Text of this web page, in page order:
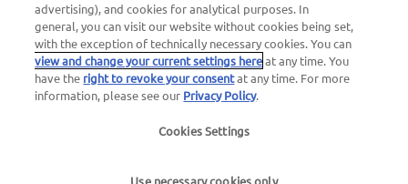
Blog
Mentions légales|Politique de confidentialité |
advertising), and cookies for analytical purposes. In
general, you can visit our website without cookies being set,
with the exception of technically necessary cookies. You can
view and change your current settings hereat any time. You
have the right to revoke your consentat any time. For more
information, please see our Privacy Policy.
Cookies Settings
Use necessary cookies only